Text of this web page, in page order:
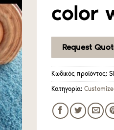
color
Request
Κωδικός προϊόντος:
Κατηγορία: